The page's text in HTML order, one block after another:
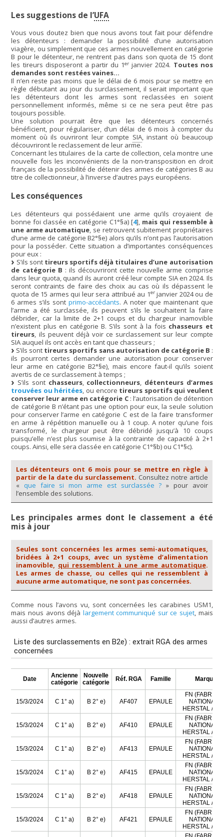
Les suggestions de l’UFA
Vous vous doutez bien que nous avons tout fait pour défendre
les détenteurs : demander la possibilité d’une autorisation
viagère, ou simplement que ces armes nouvellement en catégorie
B pour le détenteur, ne rentrent pas dans son quota de 15 dont
les tireurs disposeront a partir du 1er janvier 2024. Toutes nos
demandes sont restées vaines…
Il n’en reste pas moins que le délai de 6 mois pour se mettre en
règle débutant au jour du surclassement, il serait important que
les détenteurs dont les armes sont reclassées en soient
personnellement informés, même si ce ne sera peut être pas
toujours possible.
Une solution pourrait être que les détenteurs concernés
bénéficient, pour régulariser, d’un délai de 6 mois à compter du
moment où ils ouvriront leur compte SIA, instant où beaucoup
découvriront le reclassement de leur arme.
Concernant les titulaires de la carte de collection, cela montre une
nouvelle fois les inconvénients de la non-transposition en droit
français de la possibilité de détenir des armes de catégories B au
titre de collectionneur, à l’inverse d’autres pays européens.
Les conséquences
Les détenteurs qui possédaient une arme qu’ils croyaient de
bonne foi classée en catégorie C1°§a)[4] mais qui ressemble à
une arme automatique , se retrouvent subitement propriétaires
d’une arme de catégorie B2°§e) alors qu’ils n’ont pas l’autorisation
pour la posséder. Cette situation a d’importantes conséquences
pour eux :
S’ils sont tireurs sportifs déjà titulaires d’une autorisation
de catégorie B : ils découvriront cette nouvelle arme comprise
dans leur quota, quand ils auront créé leur compte SIA en 2024. Ils
seront contraints de faire des choix au cas où ils dépassent le
quota de 15 armes qui leur sera attribué au 1erjanvier 2024 ou de
6 armes s’ils sontprimo-accédants. A noter que maintenant que
l’arme a été surclassée, ils peuvent s’ils le souhaitent la faire
débrider, car la limite de 2+1 coups et du chargeur inamovible
n’existent plus en catégorie B. S’ils sont à la fois chasseurs et
tireurs , ils peuvent déjà voir ce surclassement sur leur compte
SIA auquel ils ont accès en tant que chasseurs ;
S’ils sont tireurs sportifs sans autorisation de catégorie B :
ils pourront certes demander une autorisation pour conserver
leur arme en catégorie B2°§e), mais encore faut-il qu’ils soient
avertis de ce surclassement à temps ;
S’ils sont chasseurs, collectionneurs détenteurs d’armes
trouvées ou héritées , ou encore tireurs sportifs qui veulent
conserver leur arme en catégorie C: l’autorisation de détention
de catégorie B n’étant pas une option pour eux, la seule solution
pour conserver l’arme en catégorie C est de la faire transformer
en arme à répétition manuelle ou à 1 coup. A noter qu’une fois
transformé, le chargeur peut être débridé jusqu’à 10 coups
puisqu’elle n’est plus soumise à la contrainte de capacité à 2+1
coups. Ainsi, elle sera classée en catégorie C1°§b) ou C1°§c).
Les détenteurs ont 6 mois pour se mettre en règle à
partir de la date du surclassement. Consultez notre article
« que faire si mon arme est surclassée ? » pour avoir
l’ensemble des solutions.
Les principales armes dont le classement a été
mis à jour
Seules sont concernées les armes semi-automatiques,
bridées à 2+1 coups, avec un système d’alimentation
inamovible, qui ressemblent à une arme automatique.
Les armes de chasse, ou celles qui ne ressemblent à
aucune arme automatique, ne sont pas concernées.
Comme nous l’avons vu, sont concernées les carabines USM1,
mais nous avons déjà largement communiqué sur ce sujet, mais
aussi d’autres armes.